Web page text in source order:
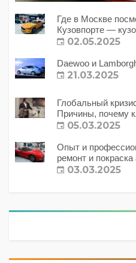
Где в Москве
Кузовпорте —
02.05.2025
Daewoo и
21.03.2025
Глобальный
Причины, почему
с этим делать?
05.03.2025
Опыт и
ремонт и
03.03.2025